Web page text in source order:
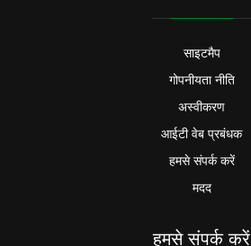
साइटमैप
गोपनीयता नीति
अस्वीकरण
आईटी वेब प्रबंधक
हमसे संपर्क करें
मदद
हमसे संपर्क करें